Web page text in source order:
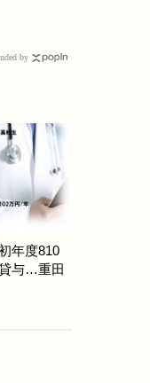
by
年度810
与…重田